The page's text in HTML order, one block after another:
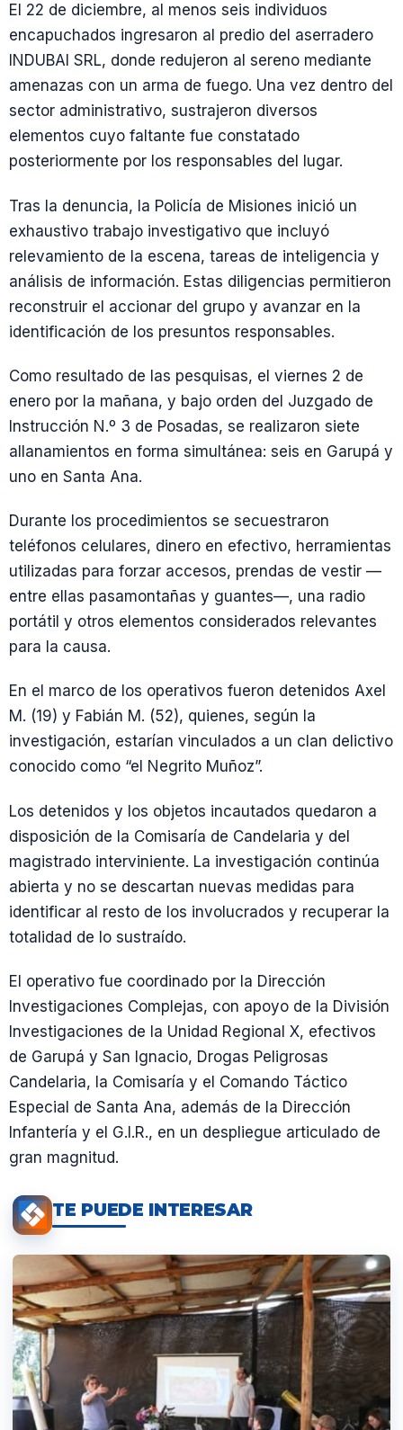
El 22 de diciembre, al menos seis individuos
encapuchados ingresaron al predio del aserradero
INDUBAI SRL, donde redujeron al sereno mediante
amenazas con un arma de fuego. Una vez dentro del
sector administrativo, sustrajeron diversos
elementos cuyo faltante fue constatado
posteriormente por los responsables del lugar.
Tras la denuncia, la Policía de Misiones inició un
exhaustivo trabajo investigativo que incluyó
relevamiento de la escena, tareas de inteligencia y
análisis de información. Estas diligencias permitieron
reconstruir el accionar del grupo y avanzar en la
identificación de los presuntos responsables.
Como resultado de las pesquisas, el viernes 2 de
enero por la mañana, y bajo orden del Juzgado de
Instrucción N.º 3 de Posadas, se realizaron siete
allanamientos en forma simultánea: seis en Garupá y
uno en Santa Ana.
Durante los procedimientos se secuestraron
teléfonos celulares, dinero en efectivo, herramientas
utilizadas para forzar accesos, prendas de vestir —
entre ellas pasamontañas y guantes—, una radio
portátil y otros elementos considerados relevantes
para la causa.
En el marco de los operativos fueron detenidos Axel
M. (19) y Fabián M. (52), quienes, según la
investigación, estarían vinculados a un clan delictivo
conocido como “el Negrito Muñoz”.
Los detenidos y los objetos incautados quedaron a
disposición de la Comisaría de Candelaria y del
magistrado interviniente. La investigación continúa
abierta y no se descartan nuevas medidas para
identificar al resto de los involucrados y recuperar la
totalidad de lo sustraído.
El operativo fue coordinado por la Dirección
Investigaciones Complejas, con apoyo de la División
Investigaciones de la Unidad Regional X, efectivos
de Garupá y San Ignacio, Drogas Peligrosas
Candelaria, la Comisaría y el Comando Táctico
Especial de Santa Ana, además de la Dirección
Infantería y el G.I.R., en un despliegue articulado de
gran magnitud.
TE PUEDE INTERESAR